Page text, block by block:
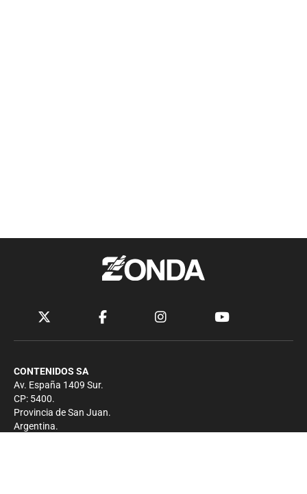
CONTENIDOS SA
Av. España 1409 Sur.
CP: 5400.
Provincia de San Juan.
Argentina.